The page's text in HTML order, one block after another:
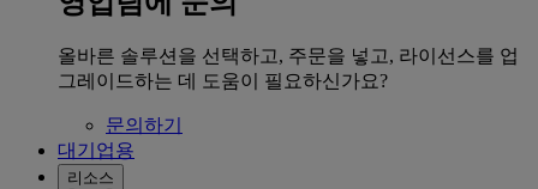
올바른 솔루션을 선택하고, 주문을 넣고, 라이선스를 업
그레이드하는 데 도움이 필요하신가요?
문의하기
대기업용
리소스